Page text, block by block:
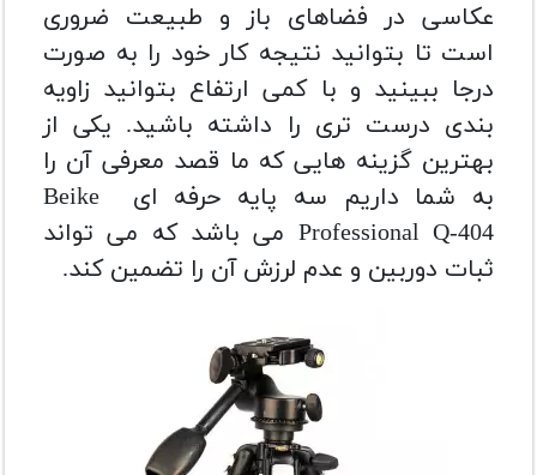
عکاسی در فضاهای باز و طبیعت ضروری
است تا بتوانید نتیجه کار خود را به صورت
درجا ببینید و با کمی ارتفاع بتوانید زاویه
بندی درست تری را داشته باشید. یکی از
بهترین گزینه هایی که ما قصد معرفی آن را
به شما داریم سه پایه حرفه ای Beike
Professional Q-404 می باشد که می تواند
ثبات دوربین و عدم لرزش آن را تضمین کند.